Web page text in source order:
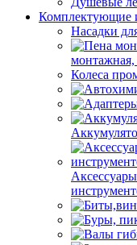
Комплектующие
Насадки
монтажная,
Колеса